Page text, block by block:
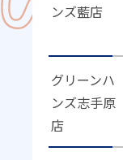
ンズ藍店
グリーンハ
ンズ志手原
店